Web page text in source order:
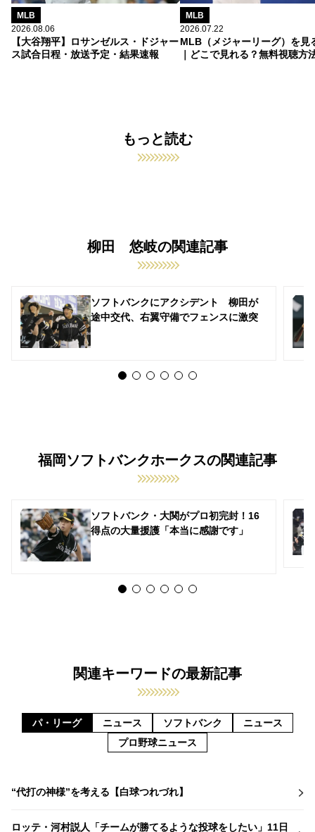
MLB
2026.08.06
【大谷翔平】ロサンゼルス・ドジャー
ス試合日程・放送予定・結果速報
MLB
2026.07.22
MLB（メジャーリーグ）を見
｜どこで見れる？無料視聴方
もっと読む
柳田 悠岐の関連記事
ソフトバンクにアクシデント 柳田が
途中交代、右翼守備でフェンスに激突
福岡ソフトバンクホークスの関連記事
ソフトバンク・大関がプロ初完封！16
得点の大量援護「本当に感謝です」
関連キーワードの最新記事
パ・リーグ ニュース ソフトバンク
ニュース
プロ野球ニュース
“代打の神様”を考える【白球つれづれ】
ロッテ・河村説人「チームが勝てるような投球をしたい」11日